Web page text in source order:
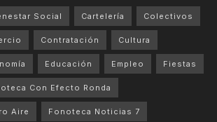
Social Cartelería Colectivos
Contratación Cultura
Educación Empleo Fiestas
Con Efecto Ronda
Aire Fonoteca Noticias 7